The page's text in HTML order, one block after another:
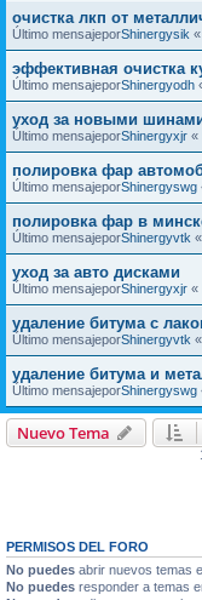
очистка лкп от
Último mensajeporShinergysik «
эффективная очистка
Último mensajeporShinergyodh
уход за новыми
Último mensajeporShinergyxjr «
полировка фар
Último mensajeporShinergyswg
полировка фар в
Último mensajeporShinergyvtk «
уход за авто дисками
Último mensajeporShinergyxjr «
удаление битума с
Último mensajeporShinergyvtk «
удаление битума и
Último mensajeporShinergyswg
Nuevo Tema
PERMISOS DEL FORO
No puedes abrir nuevos temas
No puedes responder a temas